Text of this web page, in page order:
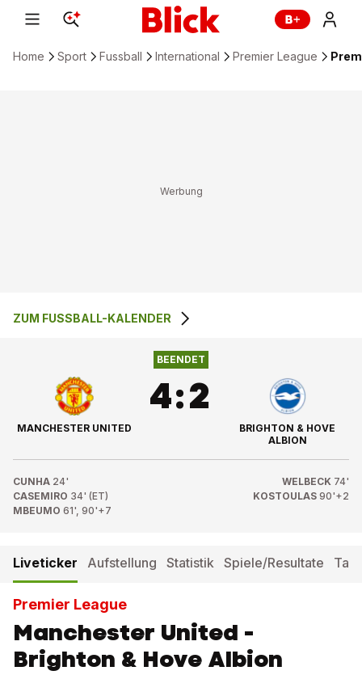
Home Sport Fussball International Premier League
4 :2
ZUM FUSSBALL-KALENDER
MANCHESTER UNITED
BEENDET
4:2
BRIGHTON & HOVE
ALBION
CUNHA 24'
CASEMIRO 34' (ET)
MBEUMO 61', 90'+7
WELBECK 74'
KOSTOULAS 90'+2
Liveticker Aufstellung Statistik Spiele/Resultate
Premier League
Manchester United -
Brighton & Hove Albion